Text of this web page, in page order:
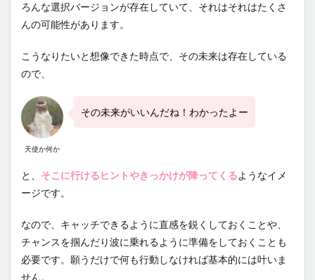
ろんな選択バージョンが存在していて、それはそれはたくさ
んの可能性があります。
こうなりたいと想像できた時点で、その未来は存在している
ので、
天使か何か
その未来がいいんだね！わかったよー
と、 そこに行けるヒントやきっかけが降ってくるようなイメ
ージです。
なので、キャッチできるように直感を鋭くしておくことや、
チャンスを掴んだり波に乗れるように準備をしておくことも
必要です。願うだけで何も行動しなければ基本的には叶いま
せん。